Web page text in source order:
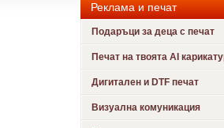
Реклама и печат
Подаръци за деца с печат
Печат на твоята AI
Дигитален и DTF печат
Визуална комуникация